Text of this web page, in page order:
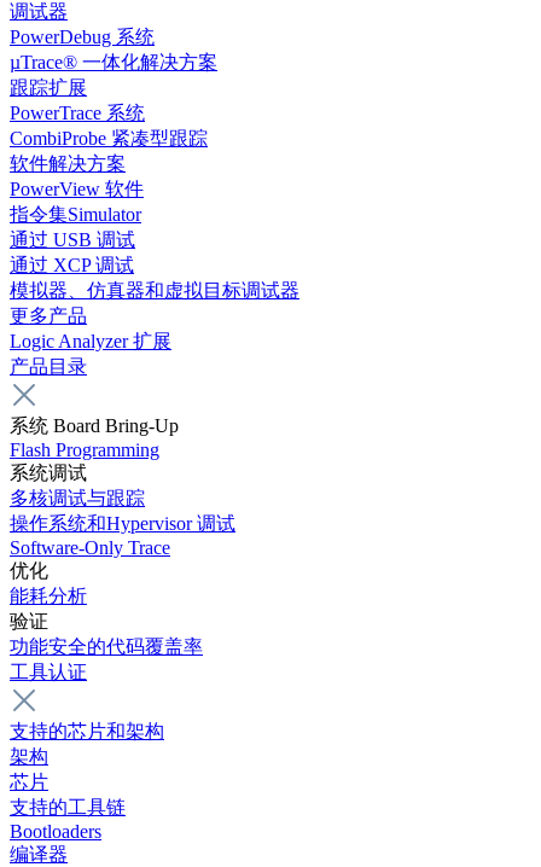
调试器
PowerDebug 系统
µTrace® 一体化解决方案
跟踪扩展
PowerTrace 系统
CombiProbe 紧凑型跟踪
软件解决方案
PowerView 软件
指令集Simulator
通过 USB 调试
通过 XCP 调试
模拟器、仿真器和虚拟目标调试器
更多产品
Logic Analyzer 扩展
产品目录
系统 Board Bring-Up
Flash Programming
系统调试
多核调试与跟踪
操作系统和Hypervisor 调试
Software-Only Trace
优化
能耗分析
验证
功能安全的代码覆盖率
工具认证
支持的芯片和架构
架构
芯片
支持的工具链
Bootloaders
编译器